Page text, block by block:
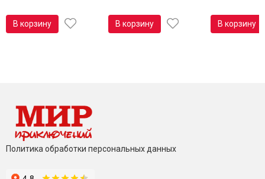
В корзину В корзину В корзину
Политика обработки персональных данных